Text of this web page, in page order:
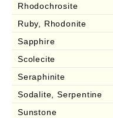
Rhodochrosite
Ruby, Rhodonite
Sapphire
Scolecite
Seraphinite
Sodalite, Serpentine
Sunstone